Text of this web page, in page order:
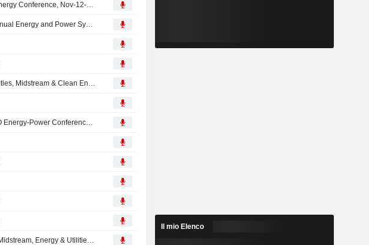
ONEOK, Inc. Presents at Bank of America Global Energy Conference, Nov-12-2025 12:10 PM
ONEOK, Inc. Presents at 2025 Wells Fargo 24th Annual Energy and Power Symposium, Dec-09-2025 02:15 PM
ONEOK, Inc. Presents at 2025 Wolfe Research Utilities, Midstream & Clean Energy Conference, Sep-30-2025 01:25 PM
ONEOK, Inc. Presents at Barclays 39th Annual CEO Energy-Power Conference 2025, Sep-03-2025 02:22 PM
ONEOK, Inc. Presents at 23rd Annual Wells Fargo Midstream, Energy & Utilities Symposium, Dec-10-2024 11:00 AM
Il mio Elenco